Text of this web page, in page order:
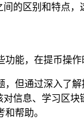
的区别和特点
能，在提币操
但通过深入了
信息、学习区
帮助。